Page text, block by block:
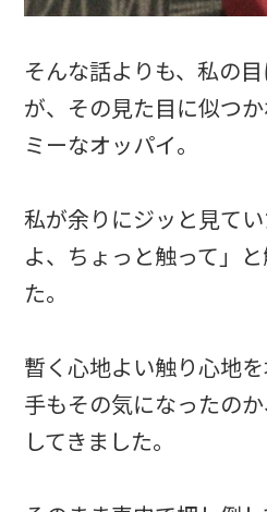
そんな話よりも、私の
が、その見た目に似つ
ミーなオッパイ。
私が余りにジッと見て
よ、ちょっと触って」
た。
暫く心地よい触り心地
手もその気になったの
してきました。